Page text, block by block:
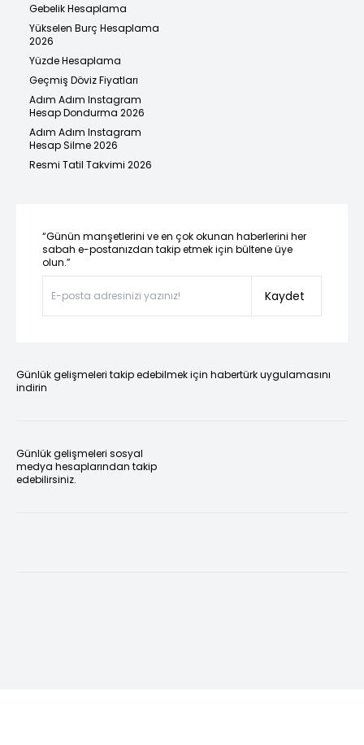
Gebelik Hesaplama
Yükselen Burç Hesaplama
2026
Yüzde Hesaplama
Geçmiş Döviz Fiyatları
Adım Adım Instagram
Hesap Dondurma 2026
Adım Adım Instagram
Hesap Silme 2026
Resmi Tatil Takvimi 2026
“Günün manşetlerini ve en çok okunan haberlerini her
sabah e-postanızdan takip etmek için bültene üye
olun.”
Kaydet
Günlük gelişmeleri takip edebilmek için habertürk uygulamasını
indirin
Günlük gelişmeleri sosyal
medya hesaplarından takip
edebilirsiniz.